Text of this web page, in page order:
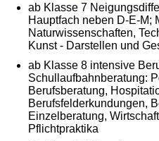
ab Klasse 7
Hauptfach neben D-E-M;
Naturwissenschaften,
Kunst - Darstellen und
ab Klasse 8 intensive
Schullaufbahnberatung:
Berufsberatung,
Berufsfelderkundungen,
Einzelberatung,
Pflichtpraktika